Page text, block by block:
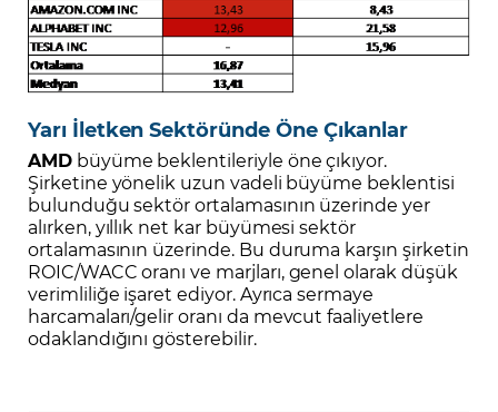
Yarı İletken Sektöründe Öne Çıkanlar
AMDbüyüme beklentileriyle öne çıkıyor.
Şirketine yönelik uzun vadeli büyüme beklentisi
bulunduğu sektör ortalamasının üzerinde yer
alırken, yıllık net kar büyümesi sektör
ortalamasının üzerinde. Bu duruma karşın şirketin
ROIC/WACC oranı ve marjları, genel olarak düşük
verimliliğe işaret ediyor. Ayrıca sermaye
harcamaları/gelir oranı da mevcut faaliyetlere
odaklandığını gösterebilir.